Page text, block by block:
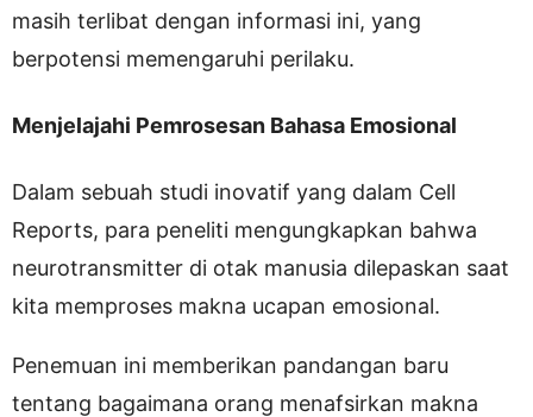
masih terlibat dengan informasi ini, yang
berpotensi memengaruhi perilaku.
Menjelajahi Pemrosesan Bahasa Emosional
Dalam sebuah studi inovatif yang dalam Cell
Reports, para peneliti mengungkapkan bahwa
neurotransmitter di otak manusia dilepaskan saat
kita memproses makna ucapan emosional.
Penemuan ini memberikan pandangan baru
tentang bagaimana orang menafsirkan makna